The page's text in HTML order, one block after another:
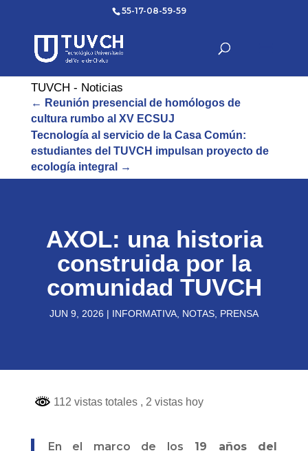
55-17-08-59-59
TUVCH - Noticias
← Reunión presencial de homólogos de
cultura rumbo al XV ECSUJ
Tecnología al servicio de la Casa Común:
estudiantes del TUVCH impulsan proyecto de
ecología integral
→
AXOL: una historia
construida por la
comunidad TUVCH
JUN 9, 2026 | INFORMATIVA NOTAS PRENSA
112 vistas totales , 2 vistas hoy
En el marco de los 19 años del